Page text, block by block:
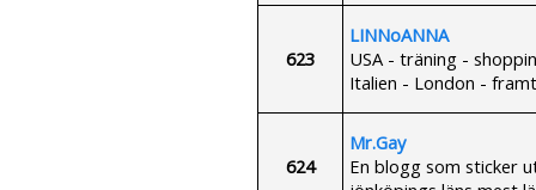
623
LINNoANNA
USA - träning -
Italien - London -
624
Mr.Gay
En blogg som sticker